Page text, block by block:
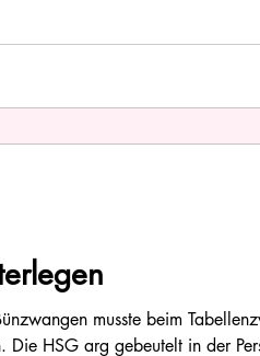
musste beim
Die HSG arg gebeutelt in der